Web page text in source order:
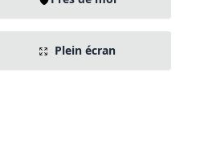
Plein écran